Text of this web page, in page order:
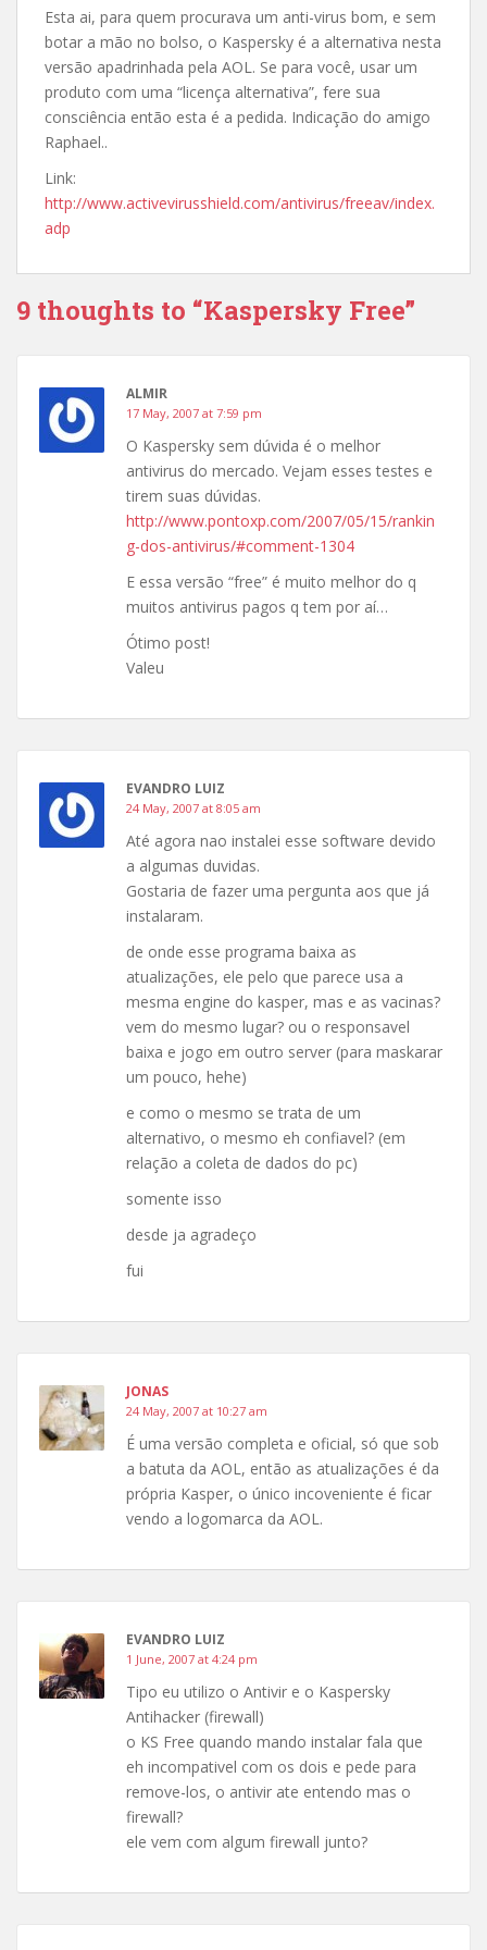
Esta ai, para quem procurava um anti-virus bom, e sem
botar a mão no bolso, o Kaspersky é a alternativa nesta
versão apadrinhada pela AOL. Se para você, usar um
produto com uma “licença alternativa”, fere sua
consciência então esta é a pedida. Indicação do amigo
Raphael..
Link:
http://www.activevirusshield.com/antivirus/freeav/index.
adp
9 thoughts to “Kaspersky Free”
ALMIR
17 May, 2007 at 7:59 pm
O Kaspersky sem dúvida é o melhor
antivirus do mercado. Vejam esses testes e
tirem suas dúvidas.
http://www.pontoxp.com/2007/05/15/rankin
g-dos-antivirus/#comment-1304
E essa versão “free” é muito melhor do q
muitos antivirus pagos q tem por aí…
Ótimo post!
Valeu
EVANDRO LUIZ
24 May, 2007 at 8:05 am
Até agora nao instalei esse software devido
a algumas duvidas.
Gostaria de fazer uma pergunta aos que já
instalaram.
de onde esse programa baixa as
atualizações, ele pelo que parece usa a
mesma engine do kasper, mas e as vacinas?
vem do mesmo lugar? ou o responsavel
baixa e jogo em outro server (para maskarar
um pouco, hehe)
e como o mesmo se trata de um
alternativo, o mesmo eh confiavel? (em
relação a coleta de dados do pc)
somente isso
desde ja agradeço
fui
JONAS
24 May, 2007 at 10:27 am
É uma versão completa e oficial, só que sob
a batuta da AOL, então as atualizações é da
própria Kasper, o único incoveniente é ficar
vendo a logomarca da AOL.
EVANDRO LUIZ
1 June, 2007 at 4:24 pm
Tipo eu utilizo o Antivir e o Kaspersky
Antihacker (firewall)
o KS Free quando mando instalar fala que
eh incompativel com os dois e pede para
remove-los, o antivir ate entendo mas o
firewall?
ele vem com algum firewall junto?